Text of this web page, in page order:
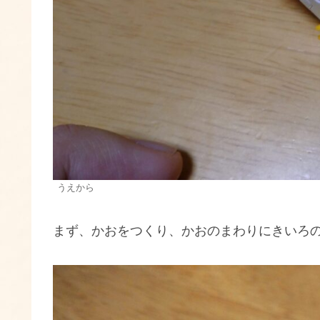
うえから
まず、かおをつくり、かおのまわりにきいろ